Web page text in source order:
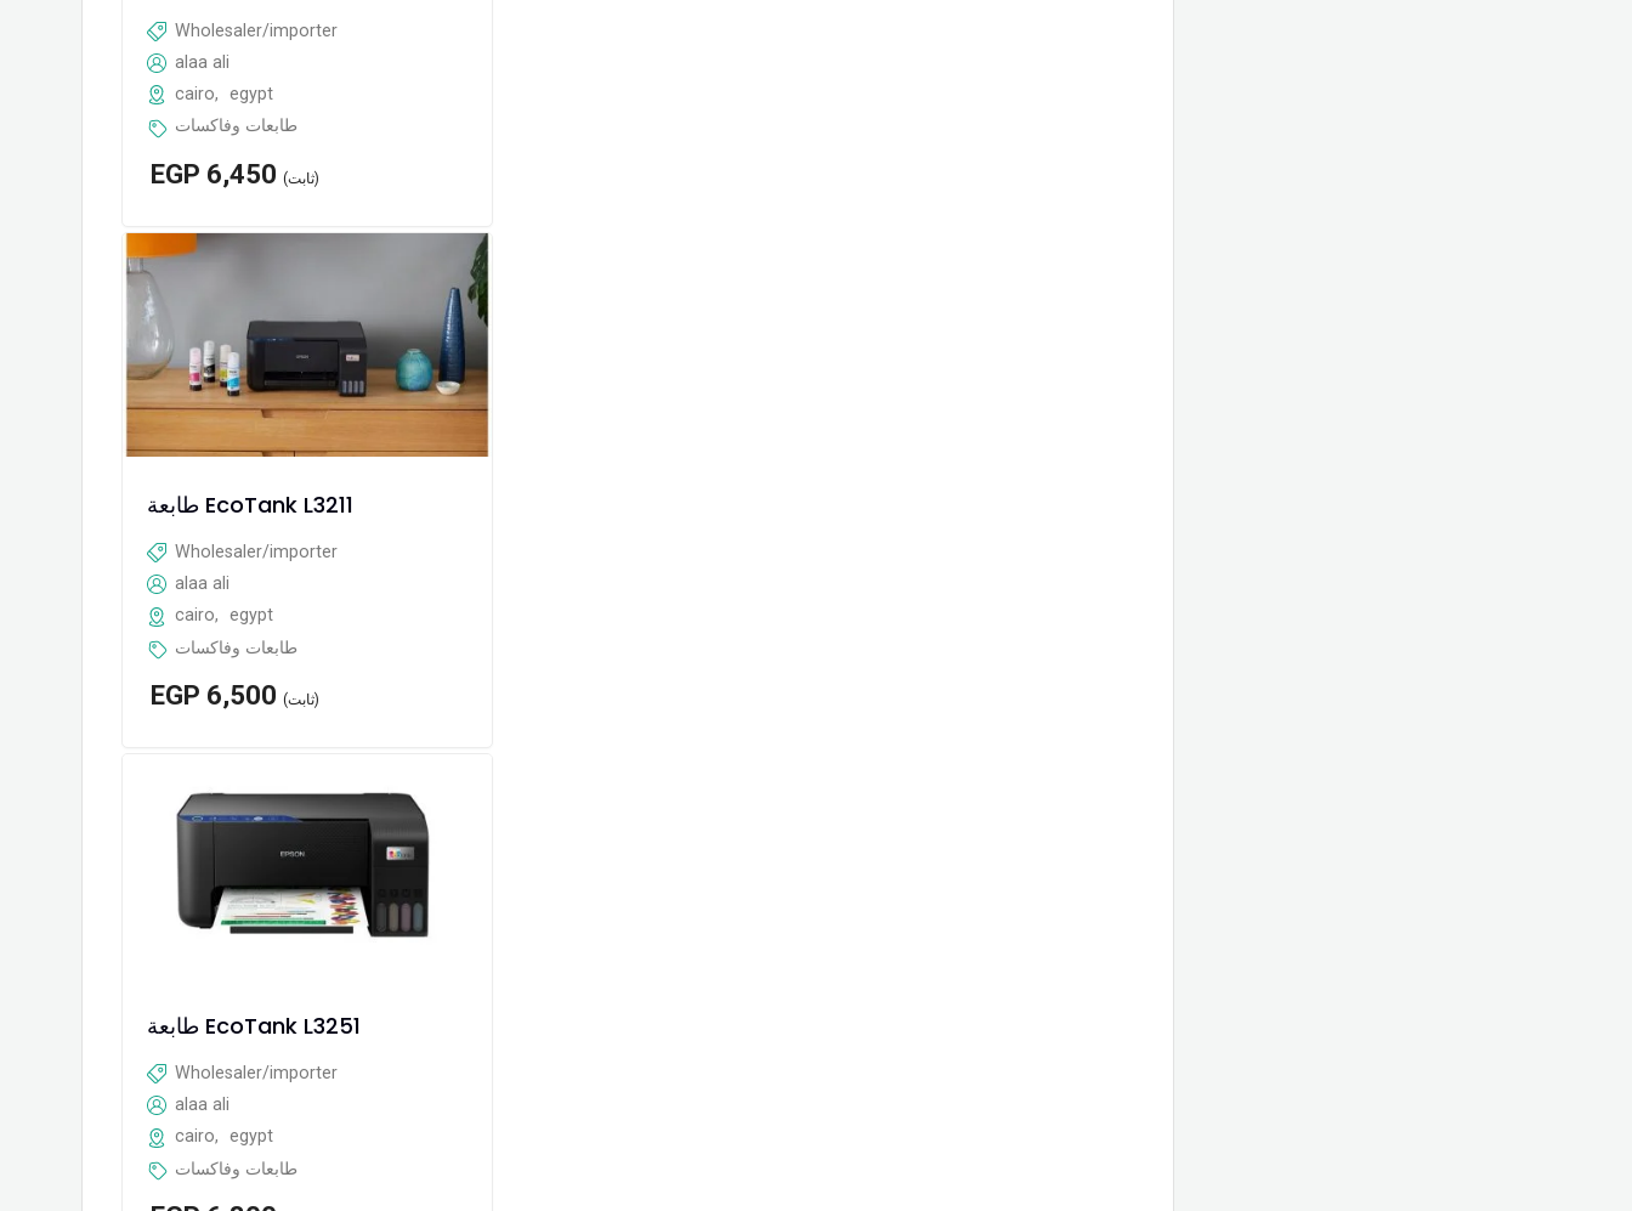
Wholesaler/importer
alaa ali
cairo,
egypt
طابعات وفاكسات
EGP 6,450 (ثابت)
طابعة EcoTank L3211
Wholesaler/importer
alaa ali
cairo,
egypt
طابعات وفاكسات
EGP 6,500 (ثابت)
طابعة EcoTank L3251
Wholesaler/importer
alaa ali
cairo,
egypt
طابعات وفاكسات